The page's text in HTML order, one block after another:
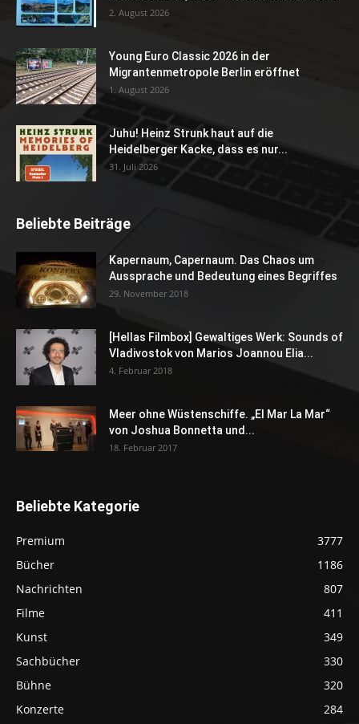
2. August 2026
Young Euro Classic 2026 in der
Migrantenmetropole Berlin eröffnet
1. August 2026
Juhu! Heinz Strunk haut auf die
Heidelberger Kacke, dass es nur...
31. Juli 2026
Beliebte Beiträge
Kapernaum, Capernaum. Das Chaos um
Aussprache und Bedeutung eines Begriffes
29. November 2018
[Hellas Filmbox] Gewaltiges Werk: Sounds of
Vladivostok von Marios Joannou Elia...
4. Februar 2018
Meer ohne Wüstenschiffe. „El Mar La Mar“
von Joshua Bonnetta und...
18. Februar 2017
Beliebte Kategorie
Premium
3777
Bücher
1186
Nachrichten
807
Filme
411
Kunst
349
Sachbücher
330
Bühne
320
Konzerte
284